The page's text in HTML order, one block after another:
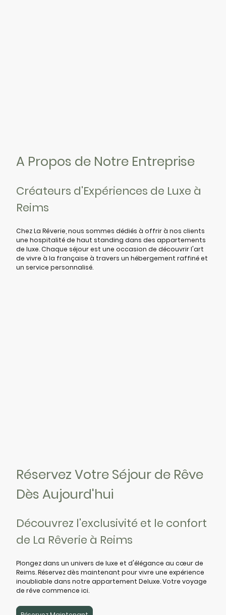
A Propos de Notre Entreprise
Créateurs d'Expériences de Luxe à
Reims
Chez La Rêverie, nous sommes dédiés à offrir à nos clients
une hospitalité de haut standing dans des appartements
de luxe. Chaque séjour est une occasion de découvrir l'art
de vivre à la française à travers un hébergement raffiné et
un service personnalisé.
Réservez Votre Séjour de Rêve
Dès Aujourd'hui
Découvrez l'exclusivité et le confort
de La Rêverie à Reims
Plongez dans un univers de luxe et d'élégance au cœur de
Reims. Réservez dès maintenant pour vivre une expérience
inoubliable dans notre appartement Deluxe. Votre voyage
de rêve commence ici.